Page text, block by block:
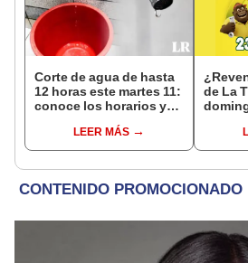
Corte de agua de hasta
12 horas este martes 11:
conoce los horarios y
Miraflores, SJL, Los
Olivos y más
LEER MÁS
de La